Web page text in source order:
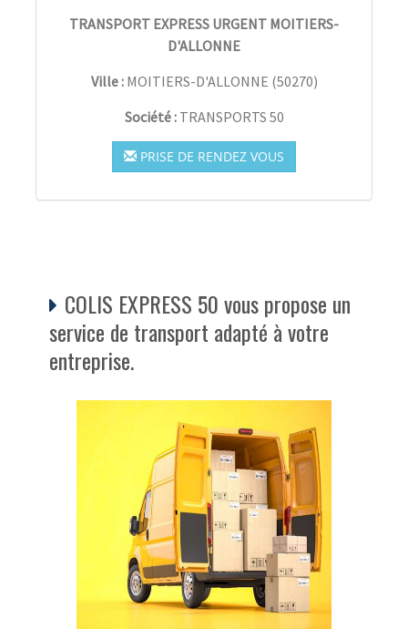
TRANSPORT EXPRESS URGENT MOITIERS-
D'ALLONNE
Ville : MOITIERS-D'ALLONNE (50270)
Société : TRANSPORTS 50
PRISE DE RENDEZ VOUS
COLIS EXPRESS 50 vous propose un
service de transport adapté à votre
entreprise.